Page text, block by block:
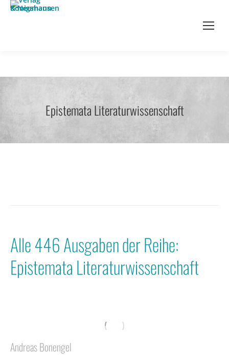
Epistemata Literaturwissenschaft
Alle 446 Ausgaben der Reihe:
Epistemata Literaturwissenschaft
Andreas Bonengel